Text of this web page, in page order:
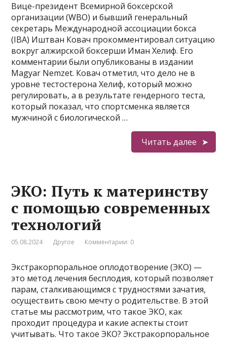
Вице-президент Всемирной боксерской
организации (WBO) и бывший генеральный
секретарь Международной ассоциации бокса
(IBA) Иштван Ковач прокомментировал ситуацию
вокруг алжирской боксерши Иман Хелиф. Его
комментарии были опубликованы в издании
Magyar Nemzet. Ковач отметил, что дело не в
уровне тестостерона Хелиф, который можно
регулировать, а в результате гендерного теста,
который показал, что спортсменка является
мужчиной с биологической …
Читать далее
ЭКО: Путь к материнству
с помощью современных
технологий
05.08.2024 Другое Комментарии: 0
Экстракорпоральное оплодотворение (ЭКО) —
это метод лечения бесплодия, который позволяет
парам, сталкивающимся с трудностями зачатия,
осуществить свою мечту о родительстве. В этой
статье мы рассмотрим, что такое ЭКО, как
проходит процедура и какие аспекты стоит
учитывать. Что такое ЭКО? Экстракорпоральное